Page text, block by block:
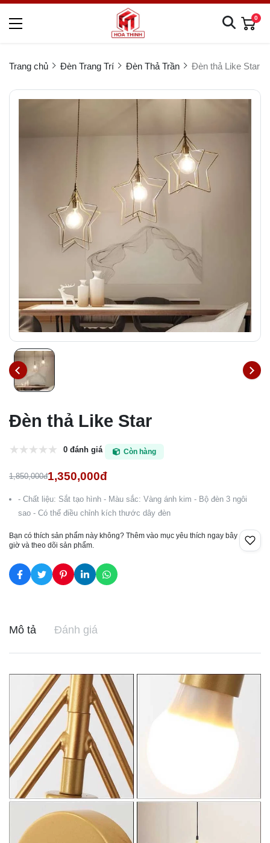
0
Trang chủ Đèn Trang Trí Đèn Thả Trần Đèn thả Like Star
Đèn thả Like Star
0 đánh giá Còn hàng
1,850,000đ1,350,000đ
- Chất liệu: Sắt tạo hình - Màu sắc: Vàng ánh kim - Bộ đèn 3 ngôi
sao - Có thể điều chỉnh kích thước dây đèn
Bạn có thích sản phẩm này không? Thêm vào mục yêu thích ngay bây
giờ và theo dõi sản phẩm.
Mô tả Đánh giá